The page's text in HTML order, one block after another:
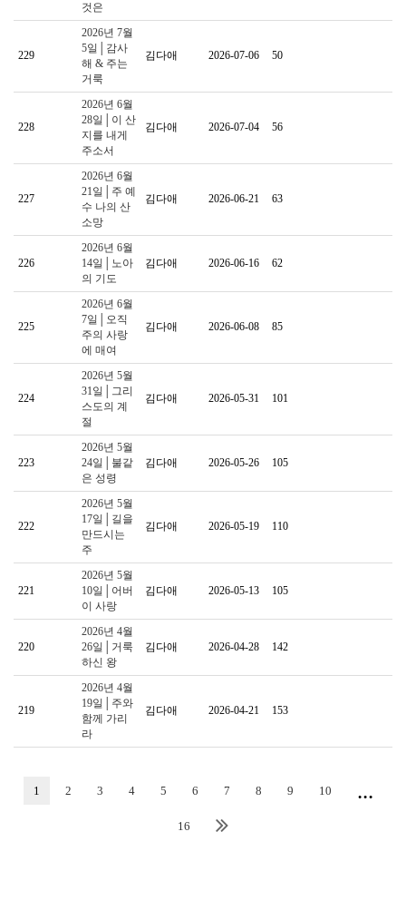
것은
229
2026년 7월
5일│감사
해 & 주는
거룩
김다애 2026-07-06 50
228
2026년 6월
28일│이 산
지를 내게
주소서
김다애 2026-07-04 56
227
2026년 6월
21일│주 예
수 나의 산
소망
김다애 2026-06-21 63
226
2026년 6월
14일│노아
의 기도
김다애 2026-06-16 62
225
2026년 6월
7일│오직
주의 사랑
에 매여
김다애 2026-06-08 85
224
2026년 5월
31일│그리
스도의 계
절
김다애 2026-05-31 101
223
2026년 5월
24일│불같
은 성령
김다애 2026-05-26 105
222
2026년 5월
17일│길을
만드시는
주
김다애 2026-05-19 110
221
2026년 5월
10일│어버
이 사랑
김다애 2026-05-13 105
220
2026년 4월
26일│거룩
하신 왕
김다애 2026-04-28 142
219
2026년 4월
19일│주와
함께 가리
라
김다애 2026-04-21 153
1 2 3 4 5 6 7 8 9 10 ...
16